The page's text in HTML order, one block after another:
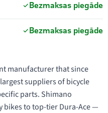
Bezmaksas piegāde
Bezmaksas piegāde
manufacturer that since
suppliers of bicycle
parts. Shimano
to top-tier Dura-Ace —